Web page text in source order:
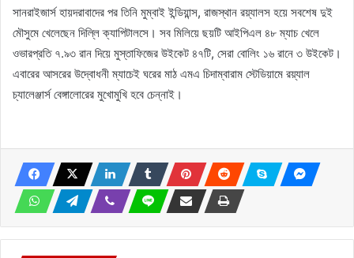
সানরাইজার্স হায়দরাবাদের পর তিনি মুম্বাই ইন্ডিয়ান্স, রাজস্থান রয়্যালস হয়ে সবশেষ দুই
মৌসুমে খেলেছেন দিল্লি ক্যাপিটালসে। সব মিলিয়ে ছয়টি আইপিএল ৪৮ ম্যাচ খেলে
ওভারপ্রতি ৭.৯৩ রান দিয়ে মুস্তাফিজের উইকেট ৪৭টি, সেরা বোলিং ১৬ রানে ৩ উইকেট।
এবারের আসরের উদ্বোধনী ম্যাচেই ঘরের মাঠ এমএ চিদাম্বারাম স্টেডিয়ামে রয়্যাল
চ্যালেঞ্জার্স বেঙ্গালোরের মুখোমুখি হবে চেন্নাই।